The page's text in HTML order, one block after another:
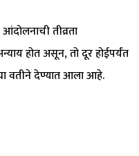
तीव्रता
होत असून, तो दूर होईपर्यंत
वतीने देण्यात आला आहे.